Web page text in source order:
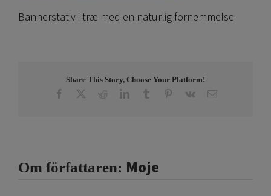
Bannerstativ i træ med en naturlig fornemmelse
Share This Story, Choose Your Platform!
Facebook RedditLinkedInTumblr Pinterest
Vk E-
Om författaren: Moje